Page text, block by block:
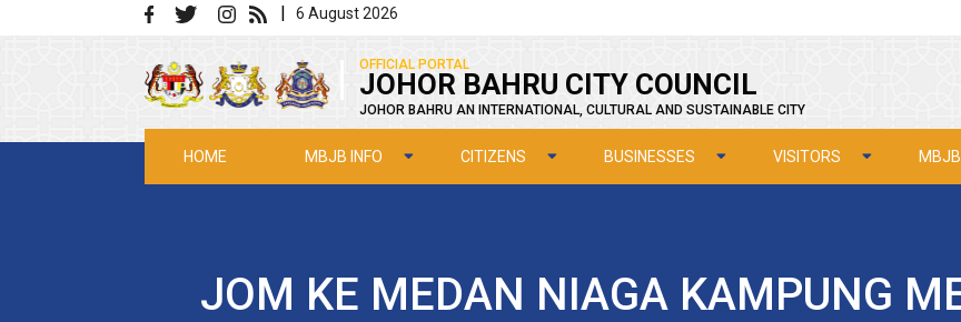
Skip to main content | 6 August 2026
OFFICIAL PORTAL
JOHOR BAHRU CITY COUNCIL
JOHOR BAHRU AN INTERNATIONAL, CULTURAL AND SUSTAINABLE CITY
HOME MBJB INFO CITIZENS BUSINESSES VISITORS
JOM KE MEDAN NIAGA KAMPUNG